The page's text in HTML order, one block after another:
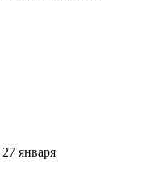
27 января